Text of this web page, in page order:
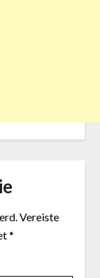
Vereiste
*